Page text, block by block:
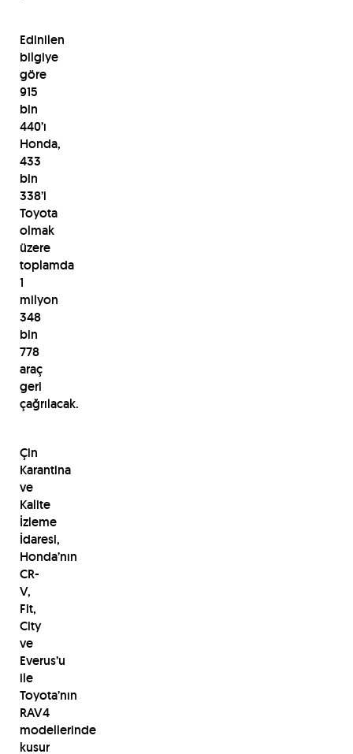
Edinilen
bilgiye
göre
915
bin
440’ı
Honda,
433
bin
338’i
Toyota
olmak
üzere
toplamda
1
milyon
348
bin
778
araç
geri
çağrılacak.
Çin
Karantina
ve
Kalite
İzleme
İdaresi,
Honda’nın
CR-
V,
Fit,
City
ve
Everus’u
ile
Toyota’nın
RAV4
modellerinde
kusur